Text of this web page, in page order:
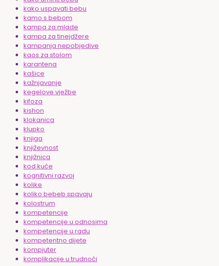
kako uspavati bebu
kamo s bebom
kampa za mlade
kampa za tinejdžere
kampanja nepobjedive
kaos za stolom
karantena
kašice
kažnjavanje
kegelove vježbe
kifoza
kishon
klokanica
klupko
knjiga
književnost
knjižnica
kod kuće
kognitivni razvoj
kolike
koliko bebeb spavaju
kolostrum
kompetencije
kompetencije u odnosima
kompetencije u radu
kompetentno dijete
kompjuter
komplikacije u trudnoći